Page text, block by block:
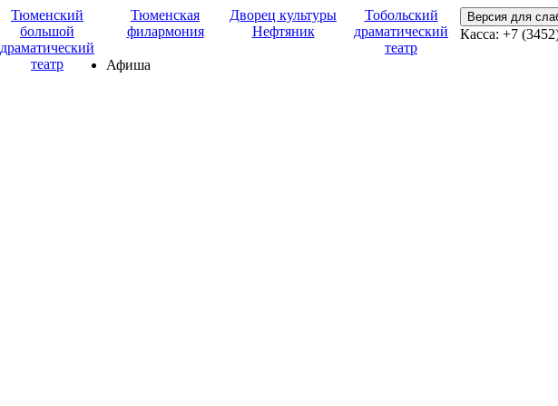
Тюменский
большой
драматический
театр
Тюменская
филармония
Дворец культуры
Нефтяник
Тобольский
драматический
театр
Версия для
Касса: +7
Афиша